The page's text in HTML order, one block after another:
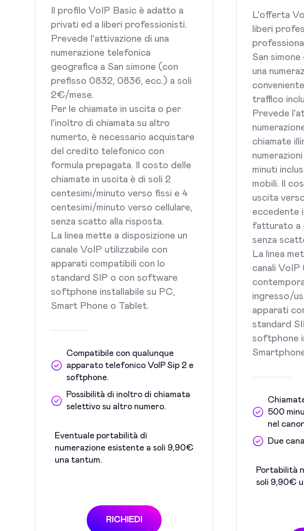
Il profilo VoIP Basic è adatto a
privati ed a liberi professionisti.
Prevede l'attivazione di una
numerazione telefonica
geografica a San simone (con
prefisso 0832, 0836, ecc.) a soli
2€/mese.
Per le chiamate in uscita o per
l'inoltro di chiamata su altro
numerto, è necessario acquistare
del credito telefonico con
formula prepagata. Il costo delle
chiamate in uscita è di soli 2
centesimi/minuto verso fissi e 4
centesimi/minuto verso cellulare,
senza scatto alla risposta.
La linea mette a disposizione un
canale VoIP utilizzabile con
apparati compatibili con lo
standard SIP o con software
softphone installabile su PC,
Smart Phone o Tablet.
Compatibile con qualunque
apparato telefonico VoIP Sip 2 e
softphone.
Possibilità di inoltro di chiamata
selettivo su altro numero.
Eventuale portabilità di
numerazione esistente a soli 9,90€
una tantum.
RICHIEDI
L'offerta
liberi
San
una
traffico
Prevede
chiamate
minuti
mobili. Il
uscita
eccedente
fatturato a
senza
La linea
canali VoIP
ingresso/
apparati
standard
softphone
500
nel
Due
Portabilità
soli 9,90€